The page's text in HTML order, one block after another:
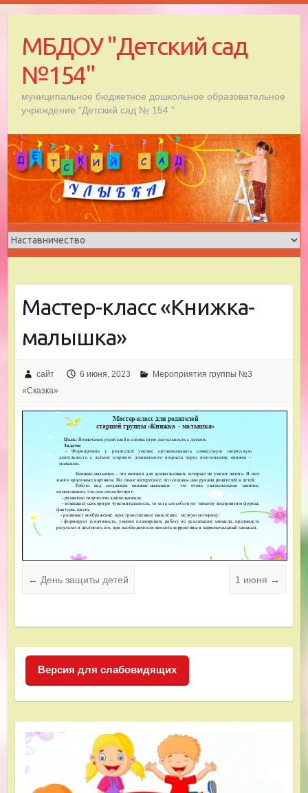
contentМБДОУ "Детский сад
№154"
муниципальное бюджетное дошкольное образовательное
учреждение "Детский сад № 154 "
Мастер-класс «Книжка-
малышка»
сайт 6 июня, 2023
Мероприятия группы №3
«Сказка»
← День защиты детей 1 июня →
Версия для слабовидящих